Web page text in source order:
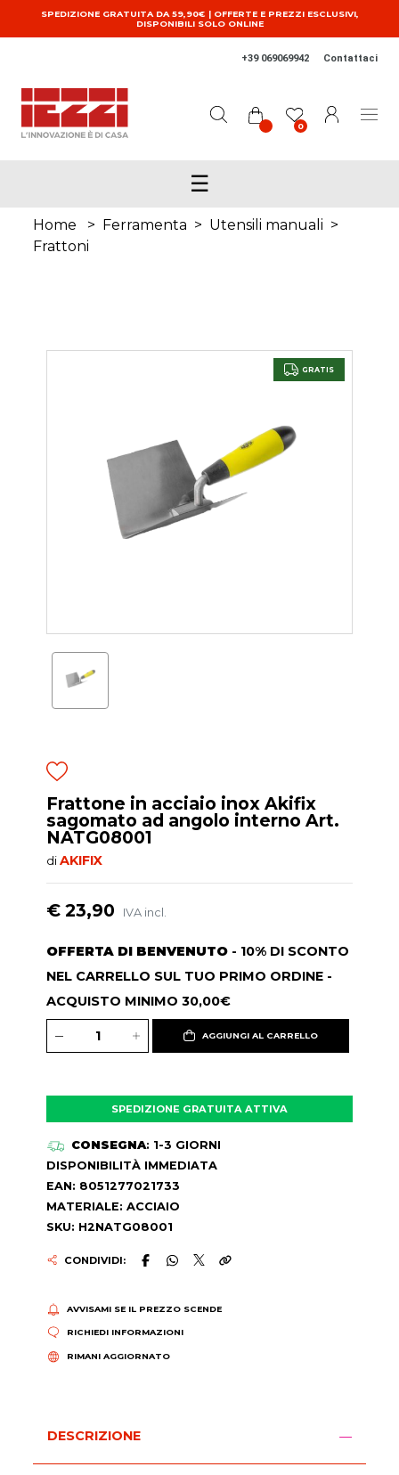
Salta al contenuto principale
SPEDIZIONE GRATUITA DA 59,90€ | OFFERTE E PREZZI ESCLUSIVI,
DISPONIBILI SOLO ONLINE
+39 069069942 Contattaci
0
☰
Home > Ferramenta > Utensili manuali >
Frattoni
GRATIS
Frattone in acciaio inox Akifix
sagomato ad angolo interno Art.
NATG08001
diAKIFIX
€ 23,90 IVA incl.
OFFERTA DI BENVENUTO - 10% DI SCONTO
NEL CARRELLO SUL TUO PRIMO ORDINE -
ACQUISTO MINIMO 30,00€
AGGIUNGI AL CARRELLO
SPEDIZIONE GRATUITA ATTIVA
CONSEGNA: 1-3 GIORNI
DISPONIBILITÀ IMMEDIATA
EAN: 8051277021733
MATERIALE: ACCIAIO
SKU: H2NATG08001
CONDIVIDI:
AVVISAMI SE IL PREZZO SCENDE
RICHIEDI INFORMAZIONI
RIMANI AGGIORNATO
DESCRIZIONE